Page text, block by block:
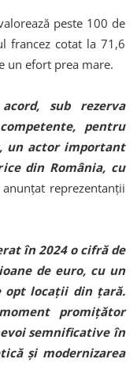
peste 100 de
francez cotat la 71,6
un efort prea mare.
sub rezerva
pentru
un actor important
din România, cu
reprezentanții
în 2024 o cifră de
de euro, cu un
opt locaţii din ţară.
promiţător
semnificative în
şi modernizarea